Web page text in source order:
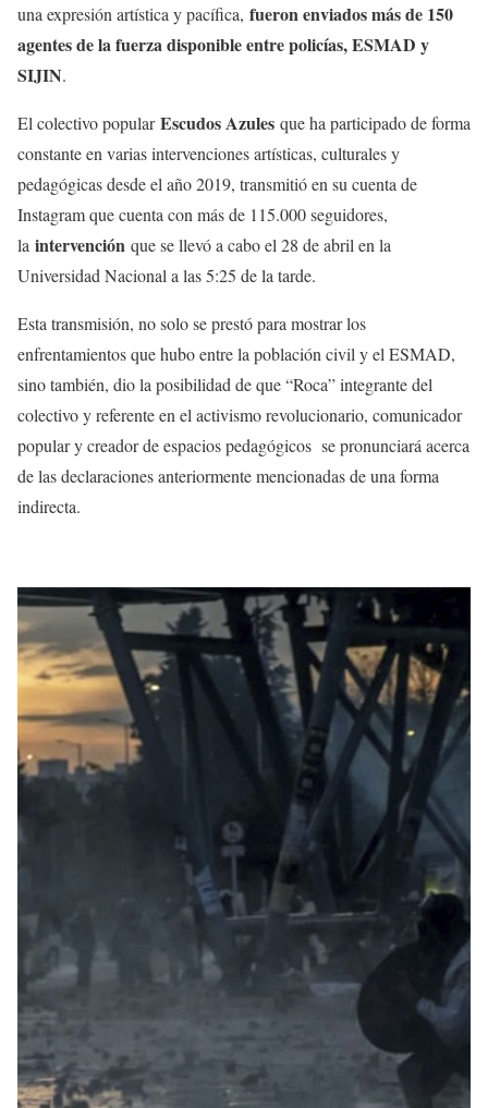
una expresión artística y pacífica, fueron enviados más de 150
agentes de la fuerza disponible entre policías, ESMAD y
SIJIN.
El colectivo popularEscudos Azules que ha participado de forma
constante en varias intervenciones artísticas, culturales y
pedagógicas desde el año 2019, transmitió en su cuenta de
Instagram que cuenta con más de 115.000 seguidores,
la intervención que se llevó a cabo el 28 de abril en la
Universidad Nacional a las 5:25 de la tarde.
Esta transmisión, no solo se prestó para mostrar los
enfrentamientos que hubo entre la población civil y el ESMAD,
sino también, dio la posibilidad de que “Roca” integrante del
colectivo y referente en el activismo revolucionario, comunicador
popular y creador de espacios pedagógicos se pronunciará acerca
de las declaraciones anteriormente mencionadas de una forma
indirecta.